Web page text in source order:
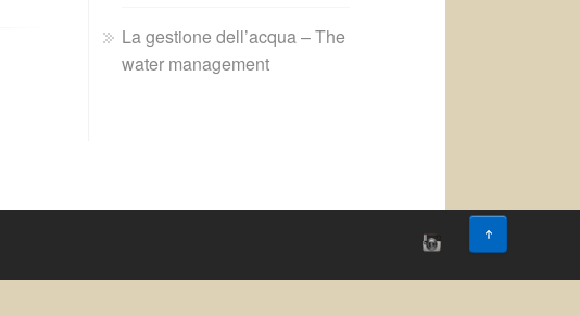
La gestione dell’acqua – The
water management
↑